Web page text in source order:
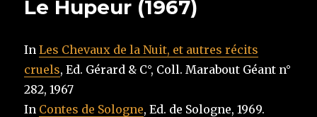
Le Hupeur (1967)
InLes Chevaux de la Nuit, et autres récits
cruels, Ed. Gérard & C°, Coll. Marabout Géant n°
282, 1967
In Contes de Sologne, Ed. de Sologne, 1969.